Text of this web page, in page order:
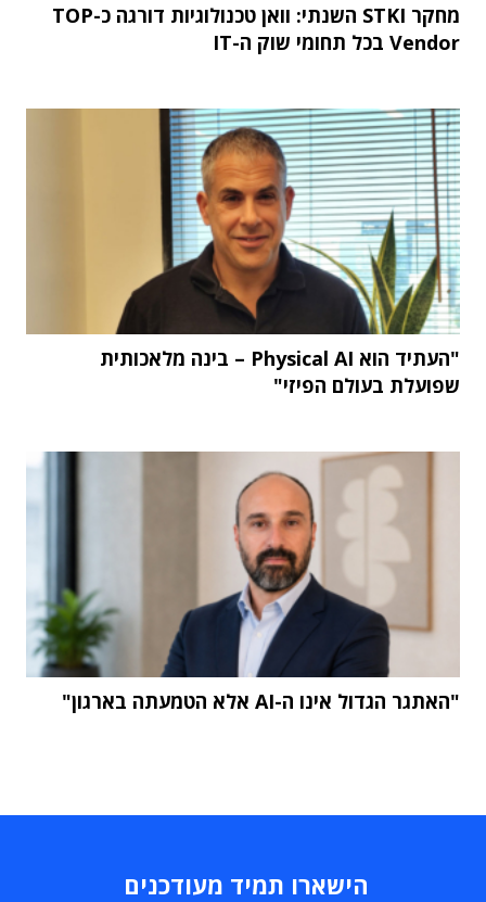
מחקר STKI השנתי: וואן טכנולוגיות דורגה כ-TOP
Vendor בכל תחומי שוק ה-IT
"העתיד הוא Physical AI – בינה מלאכותית
שפועלת בעולם הפיזי"
"האתגר הגדול אינו ה-AI אלא הטמעתה בארגון"
הישארו תמיד מעודכנים